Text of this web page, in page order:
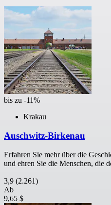
bis zu -11%
Krakau
Auschwitz-Birkenau
Erfahren Sie mehr über die
und ehren Sie die Menschen, die
3,9 (2.261)
Ab
9,65 $